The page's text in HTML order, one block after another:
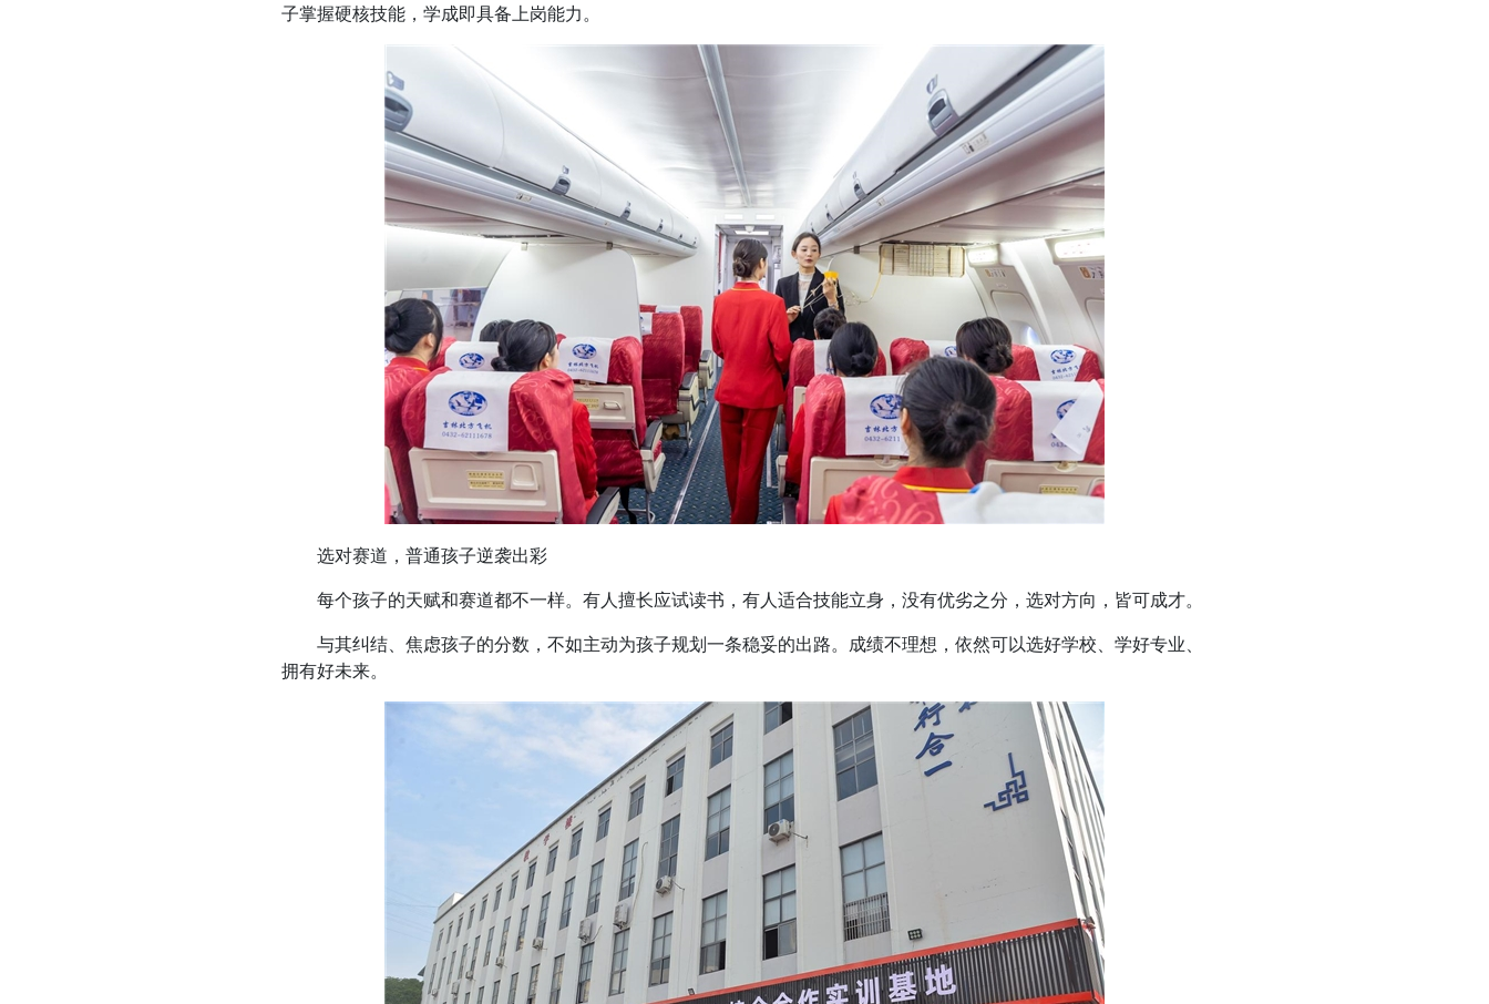
子掌握硬核技能，学成即具备上岗能力。
选对赛道，普通孩子逆袭出彩
每个孩子的天赋和赛道都不一样。有人擅长应试读书，有人适合技能立身，没有优劣之分，选对方向，皆可成才。
与其纠结、焦虑孩子的分数，不如主动为孩子规划一条稳妥的出路。成绩不理想，依然可以选好学校、学好专业、
拥有好未来。